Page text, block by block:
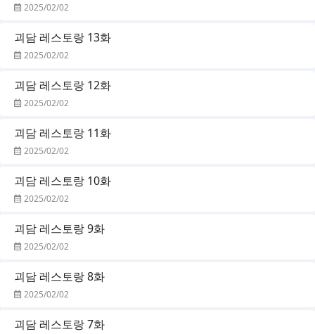
2025/02/02
괴담 레스토랑 13화
2025/02/02
괴담 레스토랑 12화
2025/02/02
괴담 레스토랑 11화
2025/02/02
괴담 레스토랑 10화
2025/02/02
괴담 레스토랑 9화
2025/02/02
괴담 레스토랑 8화
2025/02/02
괴담 레스토랑 7화